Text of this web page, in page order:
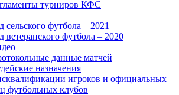
турниров КФС
сельского футбола – 2021
ветеранского футбола – 2020
данные матчей
назначения
игроков и официальных
футбольных клубов